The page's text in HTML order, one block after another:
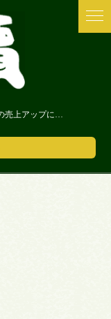
広島菜 からし高菜 浅漬 キムチなどお漬物での御社の売上アップにまじめなお漬物屋さん 西漬に是非ご相談ください。